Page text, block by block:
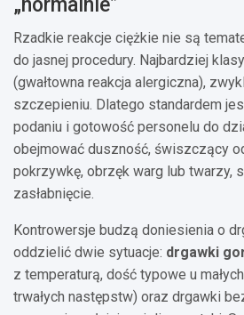
Rzadkie reakcje ciężkie nie są
do jasnej procedury. Najbardziej
(gwałtowna reakcja alergiczna),
szczepieniu. Dlatego standardem
podaniu i gotowość personelu do
obejmować duszność, świszczący
pokrzywkę, obrzęk warg lub twarzy,
zasłabnięcie.
Kontrowersje budzą doniesienia o
oddzielić dwie sytuacje: drgawki
z temperaturą, dość typowe u
trwałych następstw) oraz drgawki